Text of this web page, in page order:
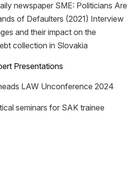
newspaper SME: Politicians Are
of Defaulters (2021) Interview
and their impact on the
collection in Slovakia
Presentations
LAW Unconference 2024
seminars for SAK trainee